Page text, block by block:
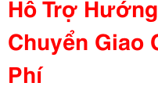
Hỗ Trợ
Chuyển Giao
Phí